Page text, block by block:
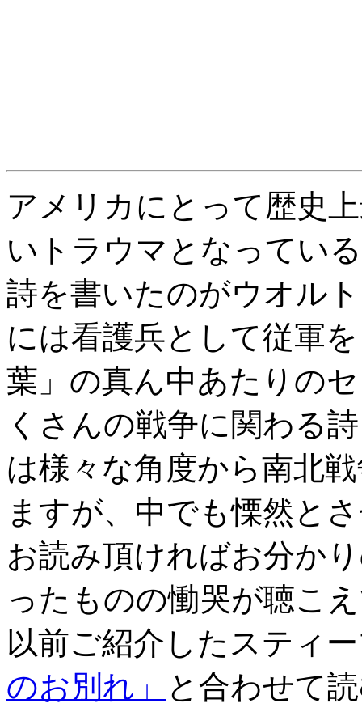
アメリカにとって歴史
いトラウマとなってい
詩を書いたのがウオル
には看護兵として従軍
葉」の真ん中あたりの
くさんの戦争に関わる
は様々な角度から南北
ますが、中でも慄然と
お読み頂ければお分か
ったものの慟哭が聴こ
以前ご紹介したスティ
のお別れ」
と合わせて